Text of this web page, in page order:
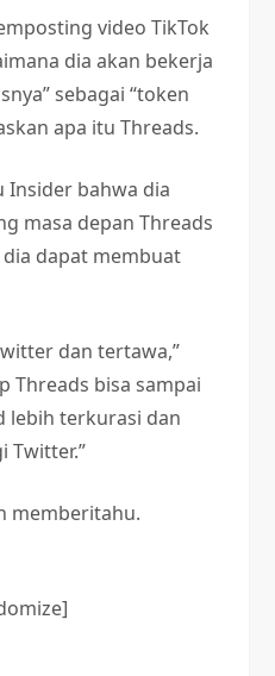
video TikTok
dia akan bekerja
sebagai “token
apa itu Threads.
Insider bahwa dia
masa depan Threads
dapat membuat
dan tertawa,”
Threads bisa sampai
lebih terkurasi dan
Twitter.”
memberitahu.